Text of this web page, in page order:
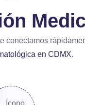
conectamos
en CDMX.